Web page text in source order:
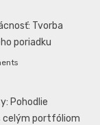
Tvorba
poriadku
Pohodlie
celým portfóliom